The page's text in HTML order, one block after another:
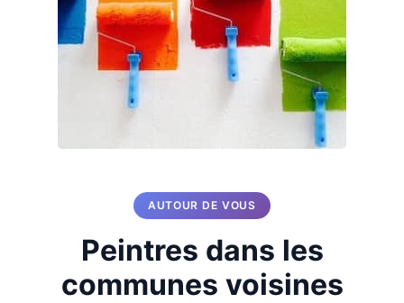
AUTOUR DE VOUS
Peintres dans les
communes voisines